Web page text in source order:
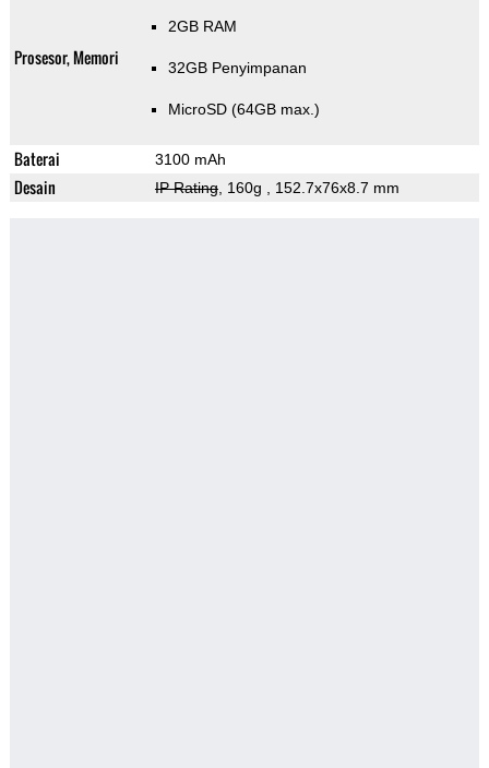
Prosesor, Memori
2GB RAM
32GB Penyimpanan
MicroSD (64GB max.)
Baterai 3100 mAh
Desain IP Rating, 160g , 152.7x76x8.7 mm